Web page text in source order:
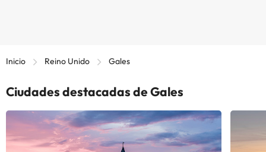
Inicio Reino Unido Gales
Ciudades destacadas de Gales